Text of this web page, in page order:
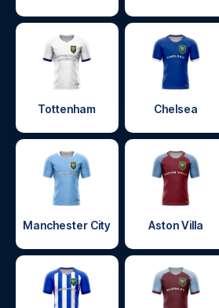
Tottenham Chelsea
Manchester City Aston Villa